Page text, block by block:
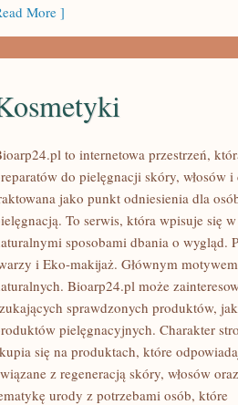
More ]
to internetowa przestrzeń,
do pielęgnacji skóry, włosów i
jako punkt odniesienia dla
To serwis, która wpisuje się
sposobami dbania o wygląd.
i Eko-makijaż. Głównym
Bioarp24.pl może
sprawdzonych produktów,
pielęgnacyjnych. Charakter
się na produktach, które
z regeneracją skóry, włosów
urody z potrzebami osób, które